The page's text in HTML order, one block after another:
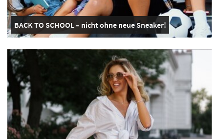
BACK TO SCHOOL – nicht ohne neue Sneaker!